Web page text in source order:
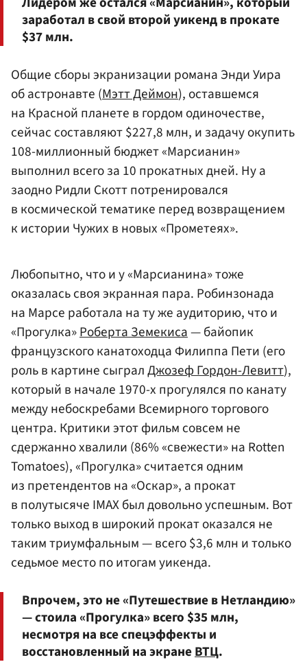
заработал в свой второй уикенд в прокате
$37 млн.
Общие сборы экранизации романа Энди Уира
об астронавте (Мэтт Деймон), оставшемся
на Красной планете в гордом одиночестве,
сейчас составляют $227,8 млн, и задачу окупить
108-миллионный бюджет «Марсианин»
выполнил всего за 10 прокатных дней. Ну а
заодно Ридли Скотт потренировался
в космической тематике перед возвращением
к истории Чужих в новых «Прометеях».
Любопытно, что и у «Марсианина» тоже
оказалась своя экранная пара. Робинзонада
на Марсе работала на ту же аудиторию, что и
«Прогулка»Роберта Земекиса— байопик
французского канатоходца Филиппа Пети (его
роль в картине сыгралДжозеф Гордон-Левитт),
который в начале 1970-х прогулялся по канату
между небоскребами Всемирного торгового
центра. Критики этот фильм совсем не
сдержанно хвалили (86% «свежести» на Rotten
Tomatoes), «Прогулка» считается одним
из претендентов на «Оскар», а прокат
в полутысяче IMAX был довольно успешным. Вот
только выход в широкий прокат оказался не
таким триумфальным — всего $3,6 млн и только
седьмое место по итогам уикенда.
Впрочем, это не «Путешествие в Нетландию»
— стоила «Прогулка» всего $35 млн,
несмотря на все спецэффекты и
восстановленный на экранеВТЦ.